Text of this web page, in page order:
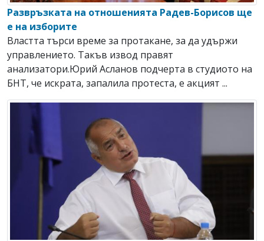
Развръзката на отношенията Радев-Борисов ще
е на изборите
Властта търси време за протакане, за да удържи
управлението. Такъв извод правят
анализатори.Юрий Асланов подчерта в студиото на
БНТ, че искрата, запалила протеста, е акцият ...